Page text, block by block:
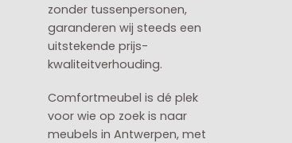
zonder tussenpersonen,
garanderen wij steeds een
uitstekende prijs-
kwaliteitverhouding.
Comfortmeubel is dé plek
voor wie op zoek is naar
meubels in Antwerpen, met